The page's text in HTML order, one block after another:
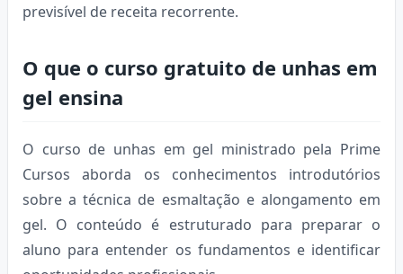
previsível de receita recorrente.
O que o curso gratuito de unhas em
gel ensina
O curso de unhas em gel ministrado pela Prime
Cursos aborda os conhecimentos introdutórios
sobre a técnica de esmaltação e alongamento em
gel. O conteúdo é estruturado para preparar o
aluno para entender os fundamentos e identificar